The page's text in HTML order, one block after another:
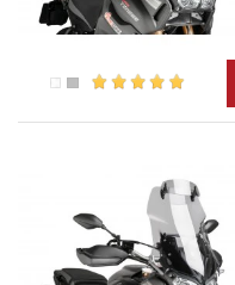
Przezroczysty (W)
Lekko przyciemniany (H)